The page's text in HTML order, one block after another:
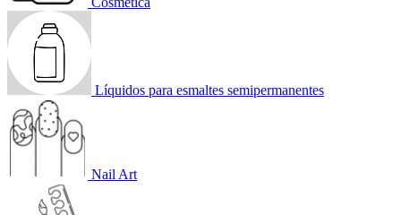
Líquidos para esmaltes semipermanentes
Nail Art